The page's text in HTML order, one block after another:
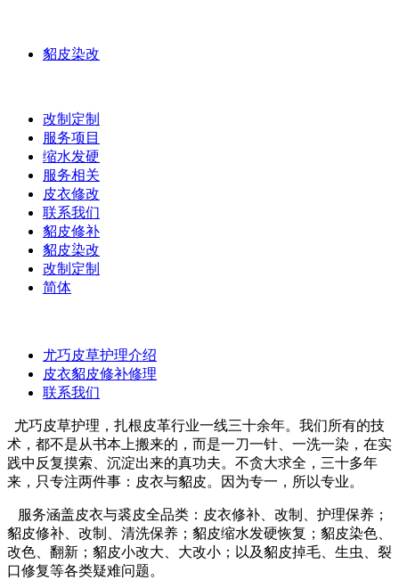
貂皮染改
改制定制
服务项目
缩水发硬
服务相关
皮衣修改
联系我们
貂皮修补
貂皮染改
改制定制
简体
尤巧皮草护理介绍
皮衣貂皮修补修理
联系我们
尤巧皮草护理，扎根皮革行业一线三十余年。我们所有的技
术，都不是从书本上搬来的，而是一刀一针、一洗一染，在实
践中反复摸索、沉淀出来的真功夫。不贪大求全，三十多年
来，只专注两件事：皮衣与貂皮。因为专一，所以专业。
服务涵盖皮衣与裘皮全品类：皮衣修补、改制、护理保养；
貂皮修补、改制、清洗保养；貂皮缩水发硬恢复；貂皮染色、
改色、翻新；貂皮小改大、大改小；以及貂皮掉毛、生虫、裂
口修复等各类疑难问题。